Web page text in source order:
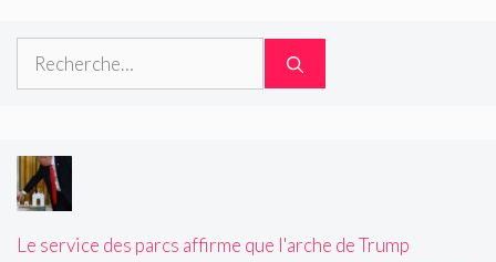
Rechercher :
Le service des parcs affirme que l'arche de Trump